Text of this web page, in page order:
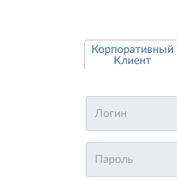
Корпоративный
Клиент